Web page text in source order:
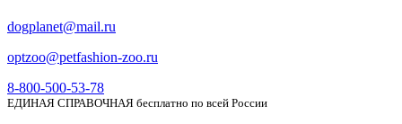
dogplanet@mail.ru
optzoo@petfashion-zoo.ru
8-800-500-53-78
ЕДИНАЯ СПРАВОЧНАЯ бесплатно по всей России